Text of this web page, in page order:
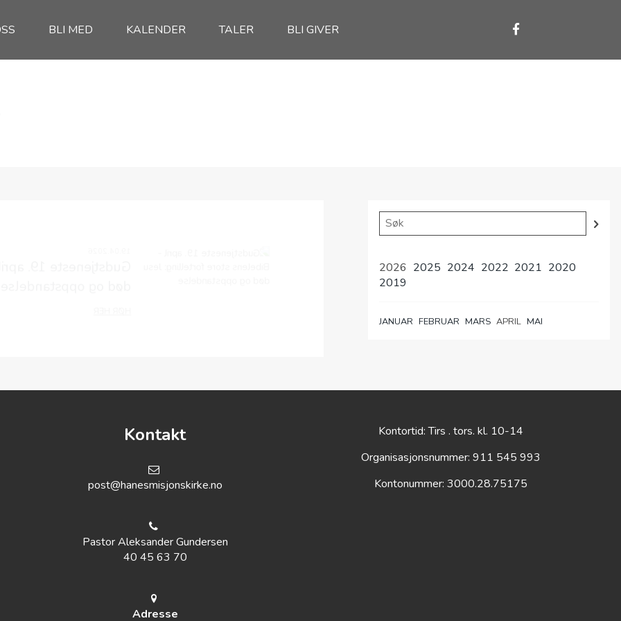
BLI MED KALENDER TALER BLI GIVER
2026 2025 2024 2022 2021 2020
2019
JANUAR FEBRUAR MARS APRIL MAI
Kontakt
post@hanesmisjonskirke.no
Pastor Aleksander Gundersen
40 45 63 70
Adresse
Kontortid: Tirs . tors. kl. 10-14
Organisasjonsnummer: 911 545 993
Kontonummer: 3000.28.75175